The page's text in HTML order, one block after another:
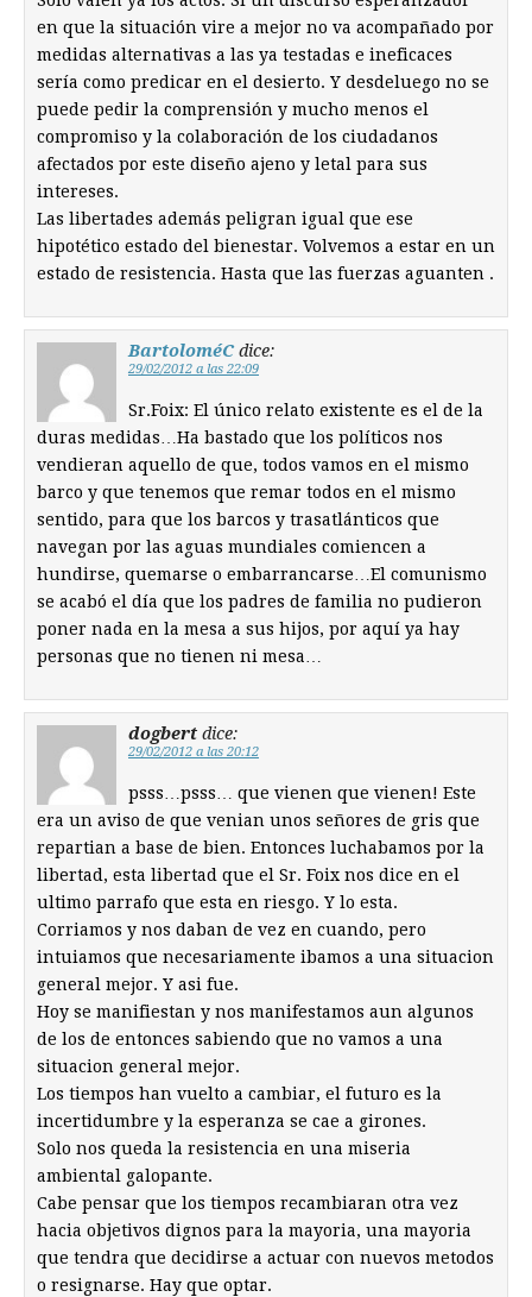
en que la situación vire a mejor no va acompañado por
medidas alternativas a las ya testadas e ineficaces
sería como predicar en el desierto. Y desdeluego no se
puede pedir la comprensión y mucho menos el
compromiso y la colaboración de los ciudadanos
afectados por este diseño ajeno y letal para sus
intereses.
Las libertades además peligran igual que ese
hipotético estado del bienestar. Volvemos a estar en un
estado de resistencia. Hasta que las fuerzas aguanten .
BartoloméC dice:
29/02/2012 a las 22:09
Sr.Foix: El único relato existente es el de la
duras medidas…Ha bastado que los políticos nos
vendieran aquello de que, todos vamos en el mismo
barco y que tenemos que remar todos en el mismo
sentido, para que los barcos y trasatlánticos que
navegan por las aguas mundiales comiencen a
hundirse, quemarse o embarrancarse…El comunismo
se acabó el día que los padres de familia no pudieron
poner nada en la mesa a sus hijos, por aquí ya hay
personas que no tienen ni mesa…
dogbert dice:
29/02/2012 a las 20:12
psss…psss… que vienen que vienen! Este
era un aviso de que venian unos señores de gris que
repartian a base de bien. Entonces luchabamos por la
libertad, esta libertad que el Sr. Foix nos dice en el
ultimo parrafo que esta en riesgo. Y lo esta.
Corriamos y nos daban de vez en cuando, pero
intuiamos que necesariamente ibamos a una situacion
general mejor. Y asi fue.
Hoy se manifiestan y nos manifestamos aun algunos
de los de entonces sabiendo que no vamos a una
situacion general mejor.
Los tiempos han vuelto a cambiar, el futuro es la
incertidumbre y la esperanza se cae a girones.
Solo nos queda la resistencia en una miseria
ambiental galopante.
Cabe pensar que los tiempos recambiaran otra vez
hacia objetivos dignos para la mayoria, una mayoria
que tendra que decidirse a actuar con nuevos metodos
o resignarse. Hay que optar.